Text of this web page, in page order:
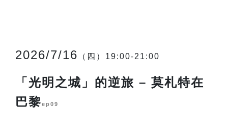
2026/7/16 （四）19:00-21:00
「光明之城」的逆旅 – 莫札特在
巴黎ep09